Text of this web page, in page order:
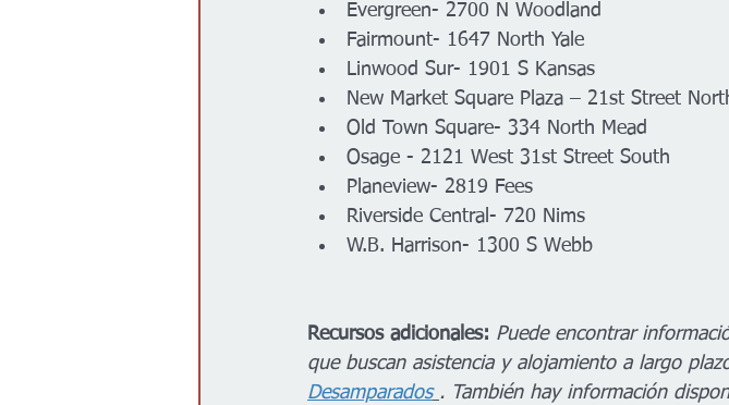
Evergreen- 2700 N Woodland
Fairmount- 1647 North Yale
Linwood Sur- 1901 S Kansas
New Market Square Plaza – 21st Street
Old Town Square- 334 North Mead
Osage - 2121 West 31st Street South
Planeview- 2819 Fees
Riverside Central- 720 Nims
W.B. Harrison- 1300 S Webb
Recursos adicionales: Puede encontrar
que buscan asistencia y alojamiento a largo
Desamparados . También hay información